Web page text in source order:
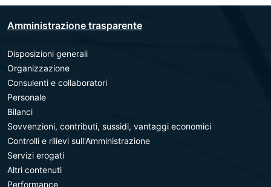
Amministrazione trasparente
Disposizioni generali
Organizzazione
Consulenti e collaboratori
Personale
Bilanci
Sovvenzioni, contributi, sussidi, vantaggi economici
Controlli e rilievi sull'Amministrazione
Servizi erogati
Altri contenuti
Performance